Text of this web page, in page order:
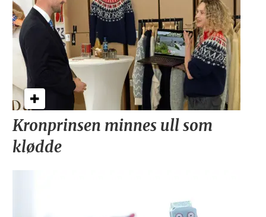
Kronprinsen minnes ull som
klødde